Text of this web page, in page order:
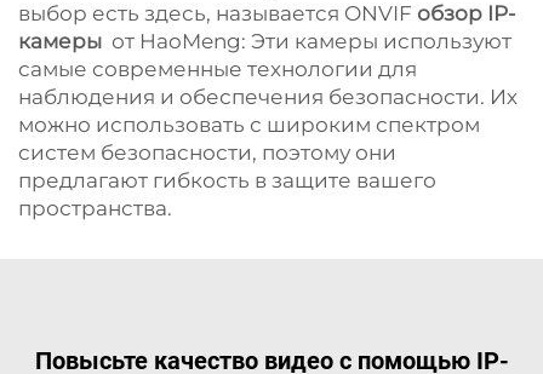
выбор есть здесь, называется ONVIF обзор IP-
камеры от HaoMeng: Эти камеры используют
самые современные технологии для
наблюдения и обеспечения безопасности. Их
можно использовать с широким спектром
систем безопасности, поэтому они
предлагают гибкость в защите вашего
пространства.
Повысьте качество видео с помощью IP-